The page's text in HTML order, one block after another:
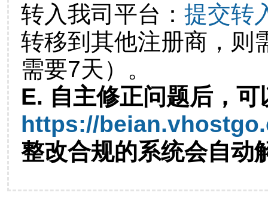
转入我司平台： 提交转
转移到其他注册商，则
需要7天）。
E. 自主修正问题后，可
https://
整改合规的系统会自动